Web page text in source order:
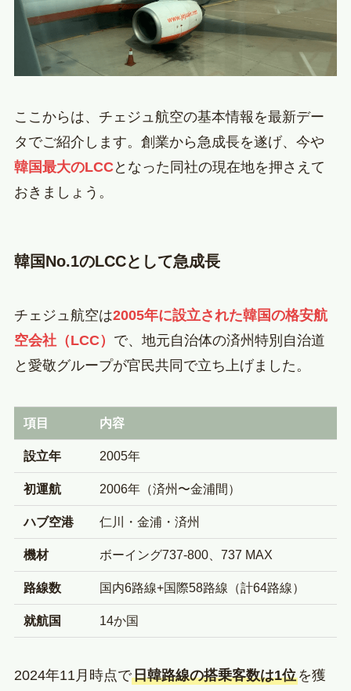
ここからは、チェジュ航空の基本情報を最新デー
タでご紹介します。創業から急成長を遂げ、今や
韓国最大のLCCとなった同社の現在地を押さえて
おきましょう。
韓国No.1のLCCとして急成長
チェジュ航空は2005年に設立された韓国の格安航
空会社（LCC） で、地元自治体の済州特別自治道
と愛敬グループが官民共同で立ち上げました。
項目 内容
設立年 2005年
初運航 2006年（済州〜金浦間）
ハブ空港 仁川・金浦・済州
機材 ボーイング737-800、737 MAX
路線数 国内6路線+国際58路線（計64路線）
就航国 14か国
2024年11月時点で日韓路線の搭乗客数は1位を獲